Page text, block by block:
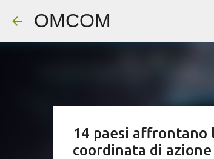
OMCOM
14 paesi
coordinata di